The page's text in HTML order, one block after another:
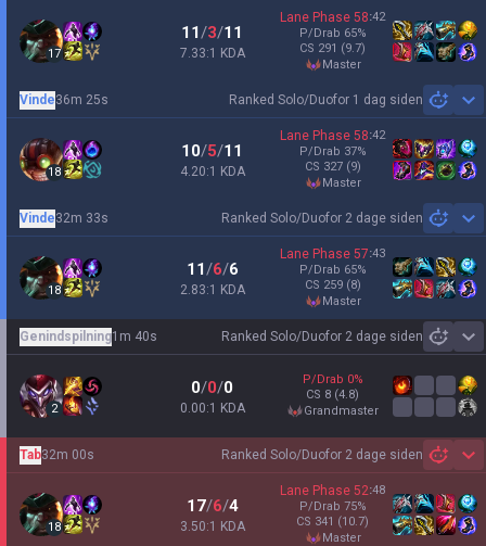
17
11/3/11
7.33:1 KDA
Lane Phase 58:42
P/Drab 65%
CS 291 (9.7)
master
Ranked Solo/Duofor 1 dag siden
Vinde36m 25s
18
10/5/11
4.20:1 KDA
Lane Phase 58:42
P/Drab 37%
CS 327 (9)
master
Ranked Solo/Duofor 2 dage siden
Vinde32m 33s
18
11/6/6
2.83:1 KDA
Lane Phase 57:43
P/Drab 65%
CS 259 (8)
master
Ranked Solo/Duofor 2 dage siden
Genindspilning1m 40s
2
0/0/0
0.00:1 KDA
P/Drab 0%
CS 8 (4.8)
grandmaster
Ranked Solo/Duofor 2 dage siden
Tab32m 00s
18
17/6/4
3.50:1 KDA
Lane Phase 52:48
P/Drab 75%
CS 341 (10.7)
master